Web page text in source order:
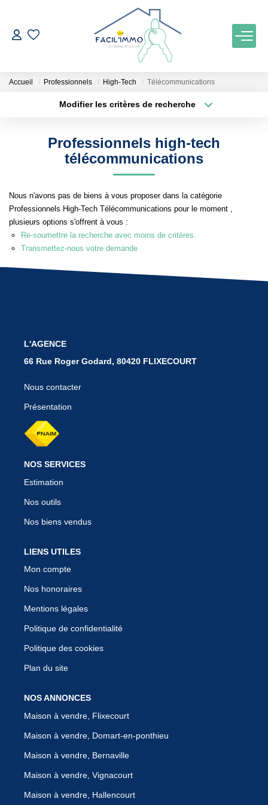
ACCUEIL
Qui Sommes Nous
Nos Services
Accueil Professionnels High-Tech Télécommunications
Modifier les critères de recherche
Budget max
Professionnels high-tech
télécommunications
Nous n'avons pas de biens à vous proposer dans la catégorie
Professionnels High-Tech Télécommunications pour le moment ,
plusieurs options s'offrent à vous :
Re-soumettre la recherche avec moins de critères.
Transmettez-nous votre demande
L'AGENCE
66 Rue Roger Godard, 80420 FLIXECOURT
Nous contacter
Présentation
NOS SERVICES
Estimation
Nos outils
Nos biens vendus
LIENS UTILES
Mon compte
Nos honoraires
Mentions légales
Politique de confidentialité
Politique des cookies
Plan du site
NOS ANNONCES
Maison à vendre, Flixecourt
Maison à vendre, Domart-en-ponthieu
Maison à vendre, Bernaville
Maison à vendre, Vignacourt
Maison à vendre, Hallencourt